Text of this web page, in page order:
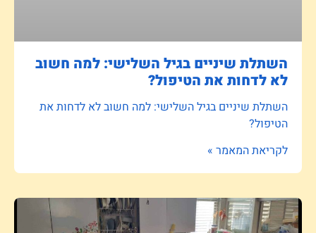
השתלת שיניים בגיל השלישי: למה חשוב
לא לדחות את הטיפול?
השתלת שיניים בגיל השלישי: למה חשוב לא לדחות את
הטיפול?
לקריאת המאמר »